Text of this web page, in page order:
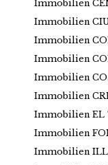
Immobilien
Immobilien
Immobilien
Immobilien
Immobilien
Immobilien
Immobilien EL
Immobilien
Immobilien